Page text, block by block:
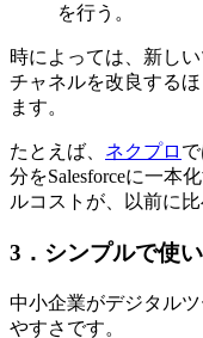
を行う。
時によっては、新し
チャネルを改良する
ます。
たとえば、 ネクプロ
分をSalesforceに一本
ルコストが、以前に
3．シンプルで使
中小企業がデジタル
やすさです。